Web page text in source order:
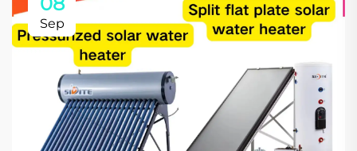
Sep